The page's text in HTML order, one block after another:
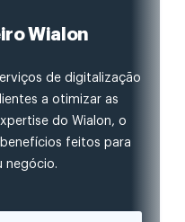
Wialon
de digitalização
a otimizar as
do Wialon, o
feitos para
negócio.